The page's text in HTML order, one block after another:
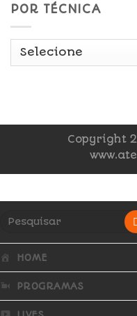
POR TÉCNICA
Copyright
HOME
PROGRAMAS